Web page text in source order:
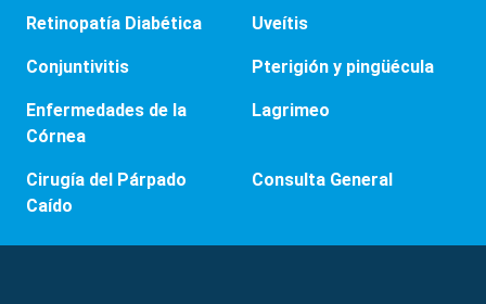
Retinopatía Diabética Uveítis
Conjuntivitis Pterigión y pingüécula
Enfermedades de la
Córnea
Lagrimeo
Cirugía del Párpado
Caído
Consulta General